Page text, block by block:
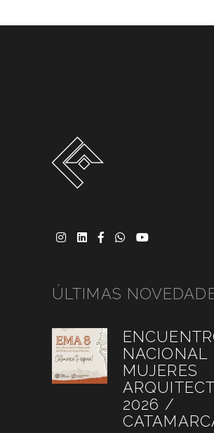
ÚLTIMAS
NACIONAL
MUJERES
2026 /